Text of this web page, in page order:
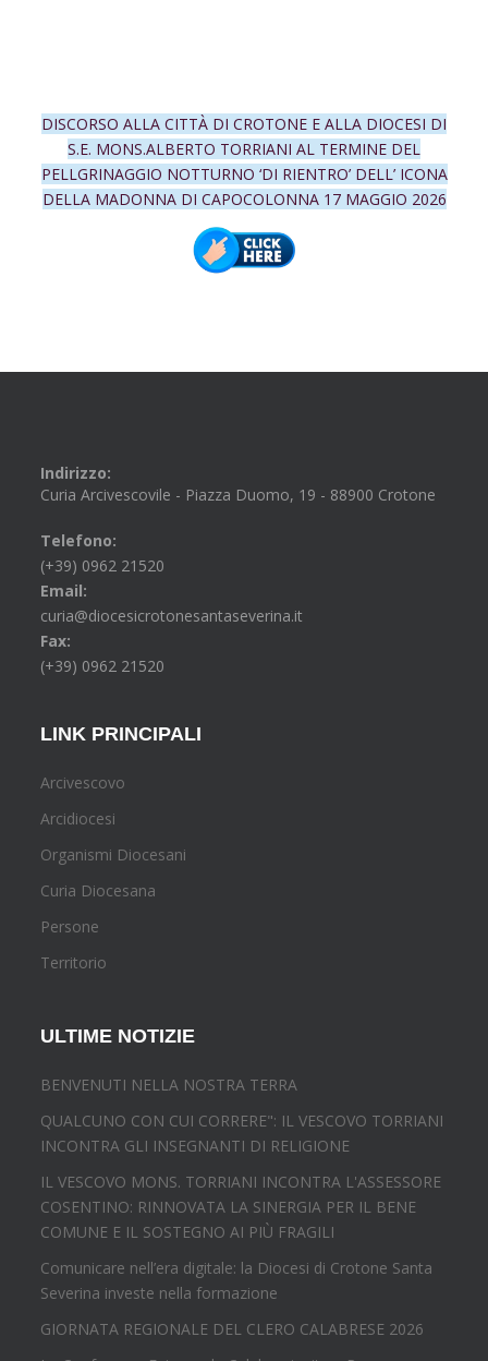
DISCORSO ALLA CITTÀ DI CROTONE E ALLA DIOCESI DI
S.E. MONS.ALBERTO TORRIANI AL TERMINE DEL
PELLGRINAGGIO NOTTURNO ‘DI RIENTRO’ DELL’ ICONA
DELLA MADONNA DI CAPOCOLONNA 17 MAGGIO 2026
Indirizzo:
Curia Arcivescovile - Piazza Duomo, 19 - 88900 Crotone
Telefono:
(+39) 0962 21520
Email:
curia@diocesicrotonesantaseverina.it
Fax:
(+39) 0962 21520
LINK PRINCIPALI
Arcivescovo
Arcidiocesi
Organismi Diocesani
Curia Diocesana
Persone
Territorio
ULTIME NOTIZIE
BENVENUTI NELLA NOSTRA TERRA
QUALCUNO CON CUI CORRERE": IL VESCOVO TORRIANI
INCONTRA GLI INSEGNANTI DI RELIGIONE
IL VESCOVO MONS. TORRIANI INCONTRA L'ASSESSORE
COSENTINO: RINNOVATA LA SINERGIA PER IL BENE
COMUNE E IL SOSTEGNO AI PIÙ FRAGILI
Comunicare nell’era digitale: la Diocesi di Crotone Santa
Severina investe nella formazione
GIORNATA REGIONALE DEL CLERO CALABRESE 2026